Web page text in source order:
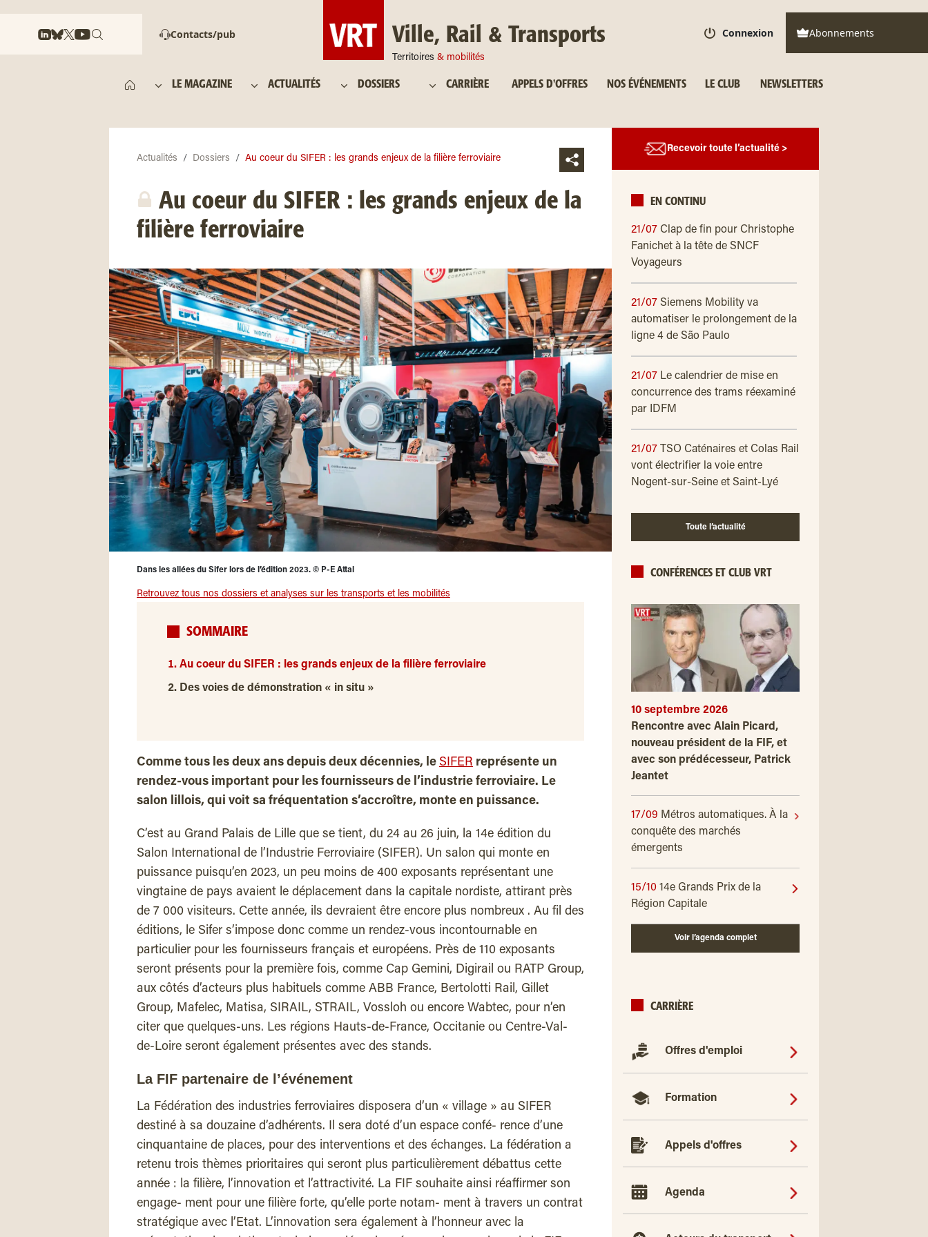
Contacts/pub Ville, Rail & Transports
Territoires & mobilités
Connexion Abonnements
LE MAGAZINE ACTUALITÉS DOSSIERS CARRIÈRE APPELS D'OFFRES NOS ÉVÉNEMENTS LE CLUB NEWSLETTERS
Actualités Dossiers Au coeur du SIFER : les grands enjeux de la filière ferroviaire
Au coeur du SIFER : les grands enjeux de la
filière ferroviaire
Dans les allées du Sifer lors de l’édition 2023. © P-E Attal
Retrouvez tous nos dossiers et analyses sur les transports et les mobilités
SOMMAIRE
Au coeur du SIFER : les grands enjeux de la filière ferroviaire
Des voies de démonstration « in situ »
Comme tous les deux ans depuis deux décennies, le SIFER représente un
rendez-vous important pour les fournisseurs de l’industrie ferroviaire. Le
salon lillois, qui voit sa fréquentation s’accroître, monte en puissance.
C’est au Grand Palais de Lille que se tient, du 24 au 26 juin, la 14e édition du
Salon International de l’Industrie Ferroviaire (SIFER). Un salon qui monte en
puissance puisqu’en 2023, un peu moins de 400 exposants représentant une
vingtaine de pays avaient le déplacement dans la capitale nordiste, attirant près
de 7 000 visiteurs. Cette année, ils devraient être encore plus nombreux . Au fil des
éditions, le Sifer s’impose donc comme un rendez-vous incontournable en
particulier pour les fournisseurs français et européens. Près de 110 exposants
seront présents pour la première fois, comme Cap Gemini, Digirail ou RATP Group,
aux côtés d’acteurs plus habituels comme ABB France, Bertolotti Rail, Gillet
Group, Mafelec, Matisa, SIRAIL, STRAIL, Vossloh ou encore Wabtec, pour n’en
citer que quelques-uns. Les régions Hauts-de-France, Occitanie ou Centre-Val-
de-Loire seront également présentes avec des stands.
La FIF partenaire de l’événement
La Fédération des industries ferroviaires disposera d’un « village » au SIFER
destiné à sa douzaine d’adhérents. Il sera doté d’un espace confé- rence d’une
cinquantaine de places, pour des interventions et des échanges. La fédération a
retenu trois thèmes prioritaires qui seront plus particulièrement débattus cette
année : la filière, l’innovation et l’attractivité. La FIF souhaite ainsi réaffirmer son
engage- ment pour une filière forte, qu’elle porte notam- ment à travers un contrat
stratégique avec l’Etat. L’innovation sera également à l’honneur avec la
Recevoir toute l’actualité >
EN CONTINU
21/07 Clap de fin pour Christophe
Fanichet à la tête de SNCF
Voyageurs
21/07 Siemens Mobility va
automatiser le prolongement de la
ligne 4 de São Paulo
21/07 Le calendrier de mise en
concurrence des trams réexaminé
par IDFM
21/07
TSO Caténaires et Colas Rail
vont électrifier la voie entre
Nogent-sur-Seine et Saint-Lyé
Toute l’actualité
CONFÉRENCES ET CLUB VRT
10 septembre 2026
Rencontre avec Alain Picard,
nouveau président de la FIF, et
avec son prédécesseur, Patrick
Jeantet
17/09 Métros automatiques. À la
conquête des marchés
émergents
15/10 14e Grands Prix de la
Région Capitale
Voir l’agenda complet
CARRIÈRE
Offres d'emploi
Formation
Appels d'offres
Agenda